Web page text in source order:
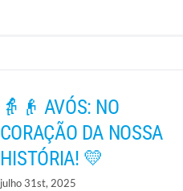
👵👴 AVÓS: NO
CORAÇÃO DA NOSSA
HISTÓRIA! 💛
julho 31st, 2025